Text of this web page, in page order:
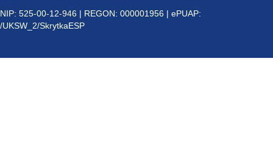
NIP: 525-00-12-946 | REGON: 000001956 | ePUAP:
/UKSW_2/SkrytkaESP